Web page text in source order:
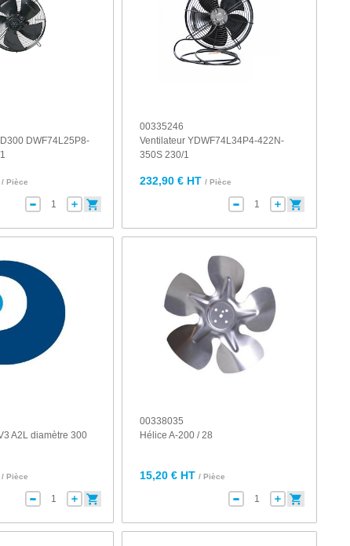
DWF74L25P8-
/ Pièce
00335246
Ventilateur YDWF74L34P4-422N-
350S 230/1
232,90 € HT / Pièce
A2L diamètre 300
/ Pièce
00338035
Hélice A-200 / 28
15,20 € HT / Pièce